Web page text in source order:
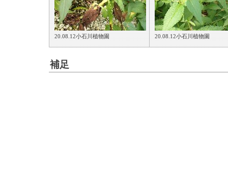
20.08.12小石川植物園 20.08.12小石川植物園
補足